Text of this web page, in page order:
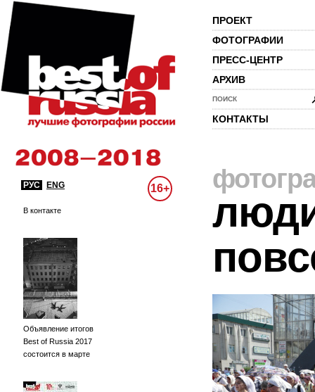
ПРОЕКТ
ФОТОГРАФИИ
ПРЕСС-ЦЕНТР
АРХИВ
ПОИСК
КОНТАКТЫ
РУС ENG 16+
В контакте
Объявление итогов
Best of Russia 2017
состоится в марте